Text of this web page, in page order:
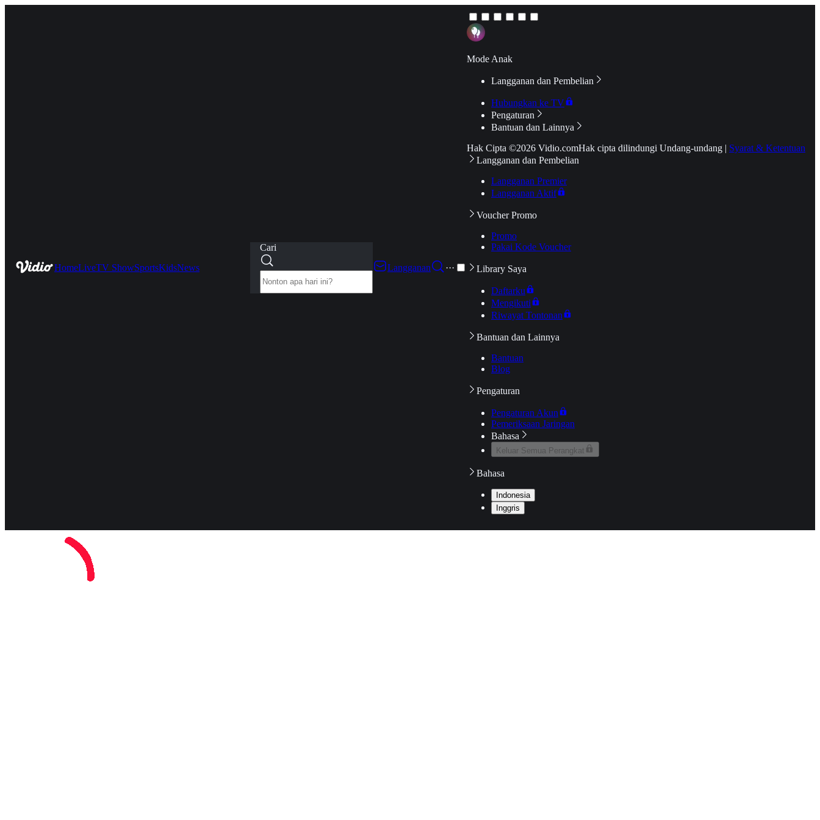
HomeLiveTV ShowSportsKidsNews
Cari
Langganan
···
Mode Anak
Langganan dan Pembelian
Hubungkan ke TV
Pengaturan
Bantuan dan Lainnya
Hak Cipta ©2026 Vidio.comHak cipta dilindungi Undang-undang | Syarat & Ketentuan
Langganan dan Pembelian
Langganan Premier
Langganan Aktif
Voucher Promo
Promo
Pakai Kode Voucher
Library Saya
Daftarku
Mengikuti
Riwayat Tontonan
Bantuan dan Lainnya
Bantuan
Blog
Pengaturan
Pengaturan Akun
Pemeriksaan Jaringan
Bahasa
Keluar Semua Perangkat
Bahasa
Indonesia
Inggris